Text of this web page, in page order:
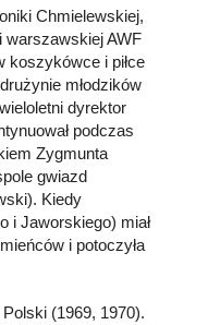
Chmielewskiej,
warszawskiej AWF
koszykówce i piłce
młodzików
dyrektor
podczas
Zygmunta
gwiazd
Kiedy
i Jaworskiego) miał
i potoczyła
(1969, 1970).